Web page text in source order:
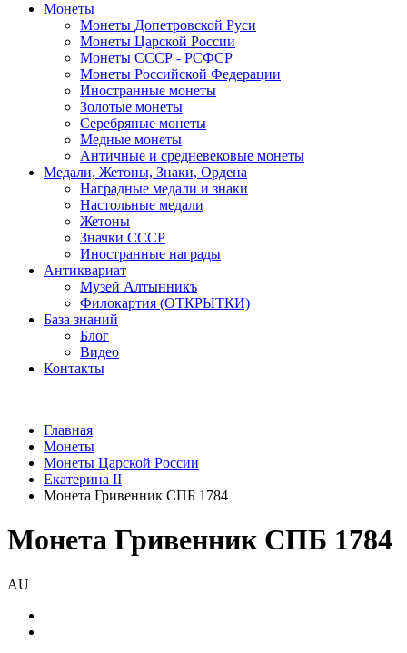
Монеты
Монеты Допетровской Руси
Монеты Царской России
Монеты СССР - РСФСР
Монеты Российской Федерации
Иностранные монеты
Золотые монеты
Серебряные монеты
Медные монеты
Античные и средневековые монеты
Медали, Жетоны, Знаки, Ордена
Наградные медали и знаки
Настольные медали
Жетоны
Значки СССР
Иностранные награды
Антиквариат
Музей Алтынникъ
Филокартия (ОТКРЫТКИ)
База знаний
Блог
Видео
Контакты
Главная
Монеты
Монеты Царской России
Екатерина II
Монета Гривенник СПБ 1784
Монета Гривенник СПБ 1784
AU